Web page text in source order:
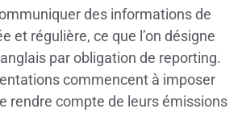
des informations de
et régulière, ce que l’on désigne
par obligation de reporting.
commencent à imposer
rendre compte de leurs émissions